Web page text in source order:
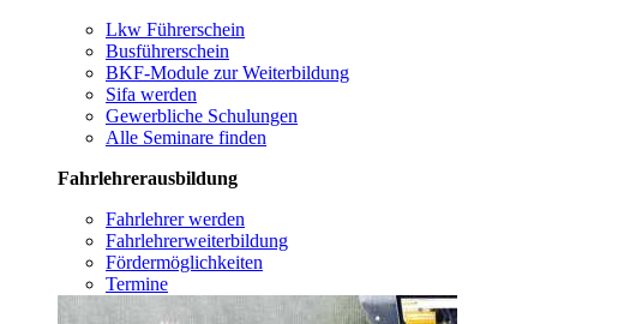
Lkw Führerschein
Busführerschein
BKF-Module zur Weiterbildung
Sifa werden
Gewerbliche Schulungen
Alle Seminare finden
Fahrlehrerausbildung
Fahrlehrer werden
Fahrlehrerweiterbildung
Fördermöglichkeiten
Termine